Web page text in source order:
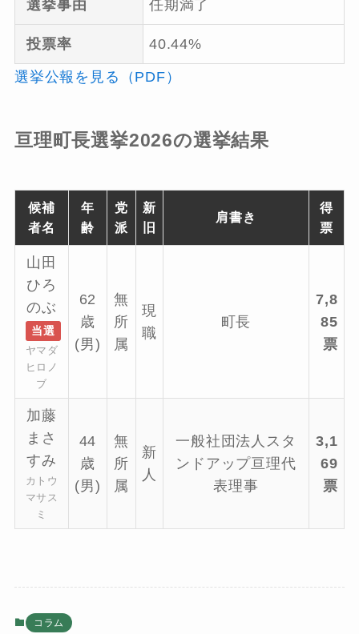
選挙事由 任期満了
投票率 40.44%
選挙公報を見る（PDF）
亘理町長選挙2026の選挙結果
候補
者名
年
齢
党
派
新
旧
肩書き
得
票
山田
ひろ
のぶ
当選
ヤマダ
ヒロノ
ブ
62
歳
(男)
無
所
属
現
職
町長
7,8
85
票
加藤
まさ
すみ
カトウ
マサス
ミ
44
歳
(男)
無
所
属
新
人
一般社団法人スタ
ンドアップ亘理代
表理事
3,1
69
票
コラム